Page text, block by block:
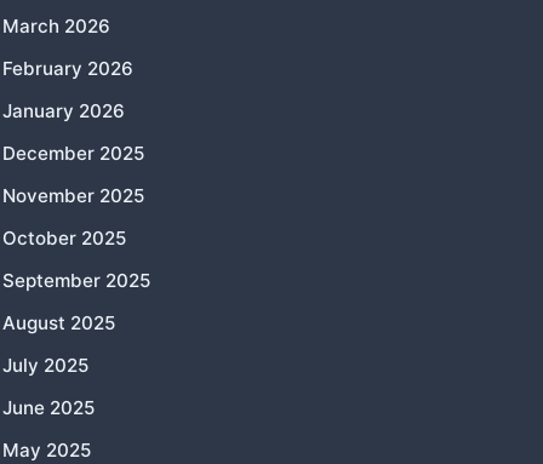
March 2026
February 2026
January 2026
December 2025
November 2025
October 2025
September 2025
August 2025
July 2025
June 2025
May 2025